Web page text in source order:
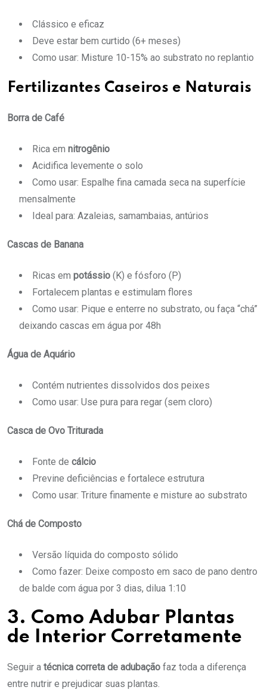
Clássico e eficaz
Deve estar bem curtido (6+ meses)
Como usar: Misture 10-15% ao substrato no replantio
Fertilizantes Caseiros e Naturais
Borra de Café
Rica em nitrogênio
Acidifica levemente o solo
Como usar: Espalhe fina camada seca na superfície
mensalmente
Ideal para: Azaleias, samambaias, antúrios
Cascas de Banana
Ricas em potássio (K) e fósforo (P)
Fortalecem plantas e estimulam flores
Como usar: Pique e enterre no substrato, ou faça “chá”
deixando cascas em água por 48h
Água de Aquário
Contém nutrientes dissolvidos dos peixes
Como usar: Use pura para regar (sem cloro)
Casca de Ovo Triturada
Fonte de cálcio
Previne deficiências e fortalece estrutura
Como usar: Triture finamente e misture ao substrato
Chá de Composto
Versão líquida do composto sólido
Como fazer: Deixe composto em saco de pano dentro
de balde com água por 3 dias, dilua 1:10
3. Como Adubar Plantas
de Interior Corretamente
Seguir a técnica correta de adubação faz toda a diferença
entre nutrir e prejudicar suas plantas.